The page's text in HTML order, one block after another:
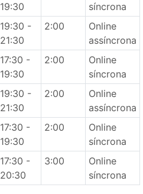
19:30
síncrona
19:30 -
21:30
2:00
Online
assíncrona
17:30 -
19:30
2:00
Online
síncrona
19:30 -
21:30
2:00
Online
assíncrona
17:30 -
19:30
2:00
Online
síncrona
17:30 -
20:30
3:00
Online
síncrona